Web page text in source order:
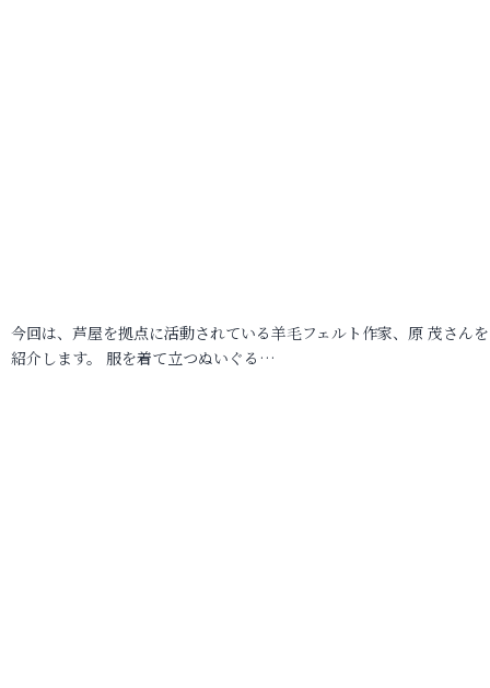
今回は、芦屋を拠点に活動されている羊毛フェルト作家、原 茂さん
紹介します。 服を着て立つぬいぐる…